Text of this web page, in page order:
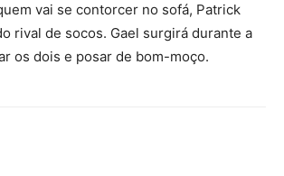
vai se contorcer no sofá, Patrick
rival de socos. Gael surgirá durante a
os dois e posar de bom-moço.